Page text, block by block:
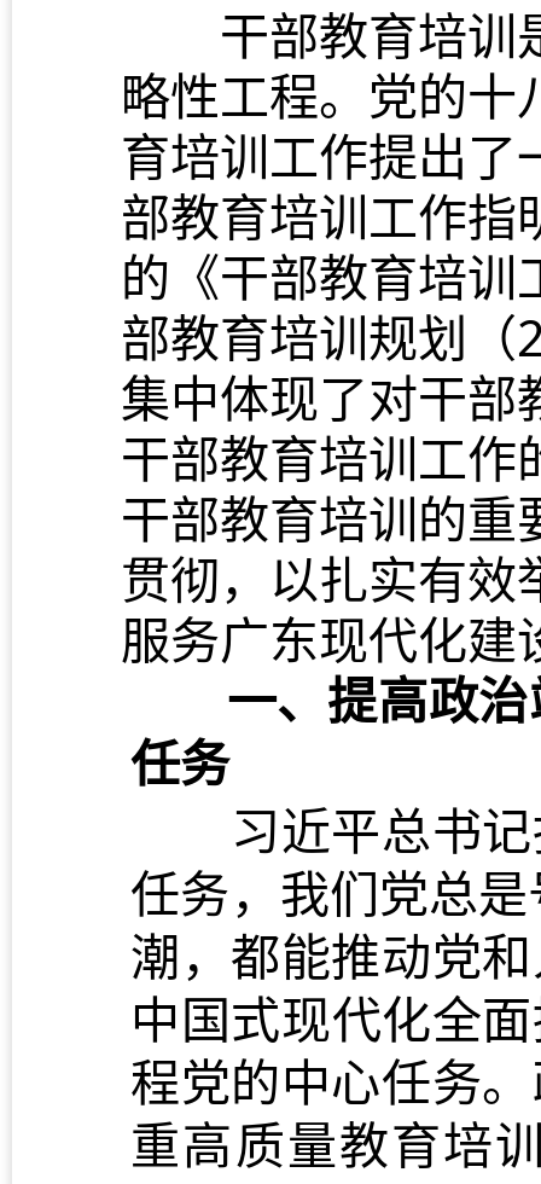
干部教育培训
略性工程。党的
育培训工作提出了
部教育培训工作指
的《干部教育培
部教育培训规划
集中体现了对干部
干部教育培训工作
干部教育培训的重
贯彻，以扎实有效
服务广东现代化建
一、提高政
任务
习近平总书记
任务，我们党总
潮，都能推动党
中国式现代化全
程党的中心任务
重高质量教育培